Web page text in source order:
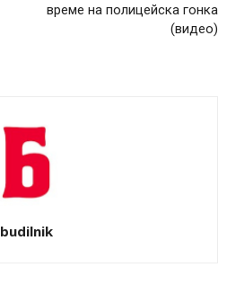
време на полицейска гонка
(видео)
budilnik